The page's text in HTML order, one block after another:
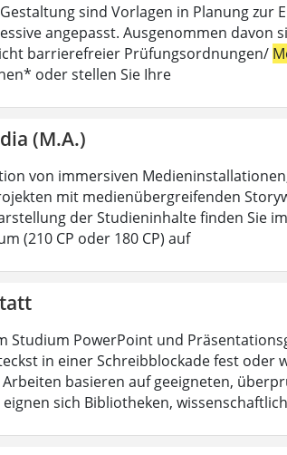
sind Vorlagen in Planung zur
angepasst. Ausgenommen
barrierefreier Prüfungsordnungen/
oder stellen Sie Ihre
(M.A.)
von immersiven
mit medienübergreifenden
der Studieninhalte finden Sie im
(210 CP oder 180 CP) auf
Studium PowerPoint und
in einer Schreibblockade fest
basieren auf geeigneten,
eignen sich Bibliotheken,